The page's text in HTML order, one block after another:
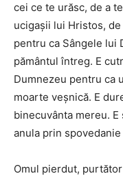
cei ce te urăsc, de a
ucigaşii lui Hristos,
pentru ca Sângele lui
pământul întreg. E
Dumnezeu pentru ca
moarte veşnică. E
binecuvânta mereu.
anula prin
Omul pierdut,